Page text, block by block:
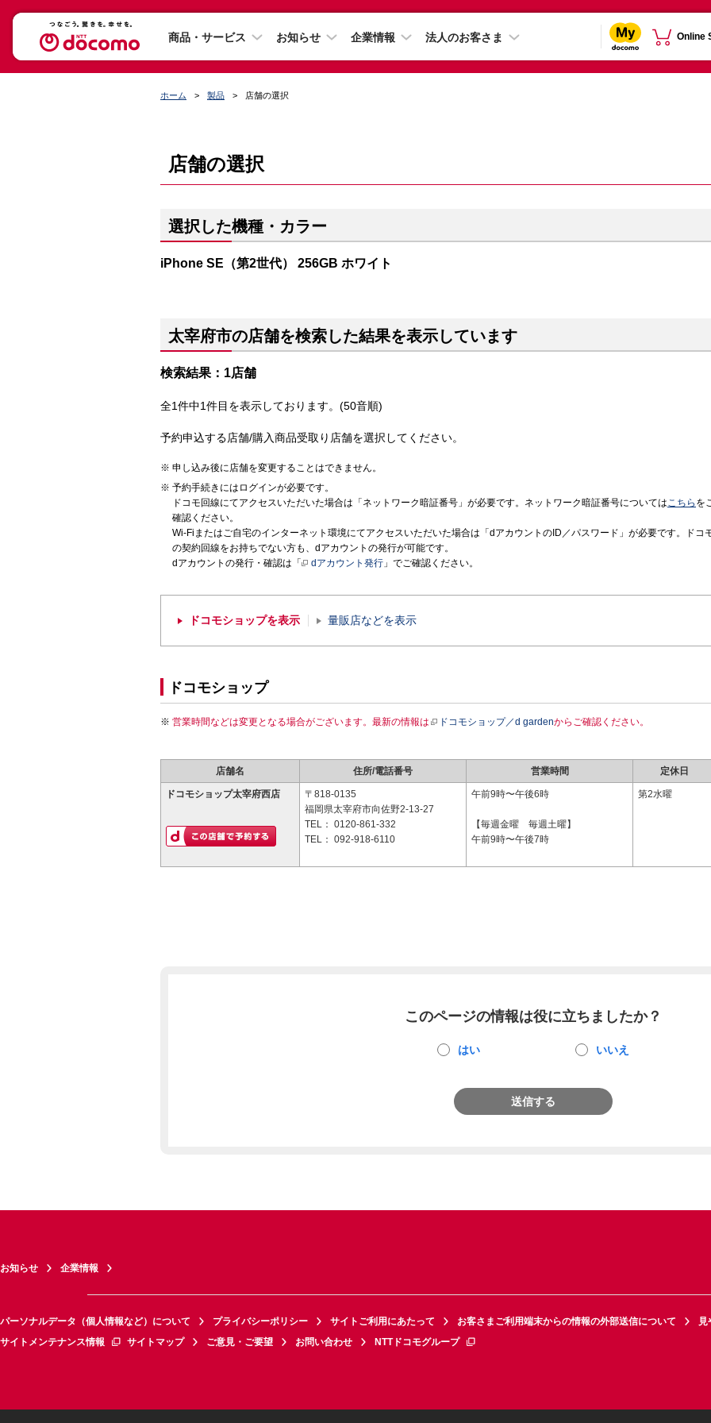
商品・サービス お知らせ 企業情報 法人のお客さま Online
ホーム 製品 店舗の選択
店舗の選択
選択した機種・カラー
iPhone SE（第2世代） 256GB ホワイト
太宰府市の店舗を検索した結果を表示しています
検索結果：1店舗
全1件中1件目を表示しております。(50音順)
予約申込する店舗/購入商品受取り店舗を選択してください。
申し込み後に店舗を変更することはできません。
予約手続きにはログインが必要です。
ドコモ回線にてアクセスいただいた場合は「ネットワーク暗証番号」が必要です。ネットワーク暗証番号についてはこちら を
確認ください。
Wi-Fiまたはご自宅のインターネット環境にてアクセスいただいた場合は「dアカウントのID／パスワード」が必要です。ドコ
の契約回線をお持ちでない方も、dアカウントの発行が可能です。
dアカウントの発行・確認は「
dアカウント発行 」でご確認ください。
ドコモショップを表示 量販店などを表示
ドコモショップ
営業時間などは変更となる場合がございます。最新の情報は ドコモショップ／d gardenからご確認ください。
店舗名 住所/電話番号 営業時間 定休日
ドコモショップ太宰府西店
〒818-0135
福岡県太宰府市向佐野2-13-27
TEL： 0120-861-332
TEL： 092-918-6110
午前9時〜午後6時
【毎週金曜 毎週土曜】
午前9時〜午後7時
第2水曜
このページの情報は役に立ちましたか？
はい いいえ
送信する
お知らせ 企業情報
パーソナルデータ（個人情報など）について プライバシーポリシー サイトご利用にあたって お客さまご利用端末からの情報の外部送信について
見
サイトメンテナンス情報
サイトマップ ご意見・ご要望 お問い合わせ NTTドコモグループ